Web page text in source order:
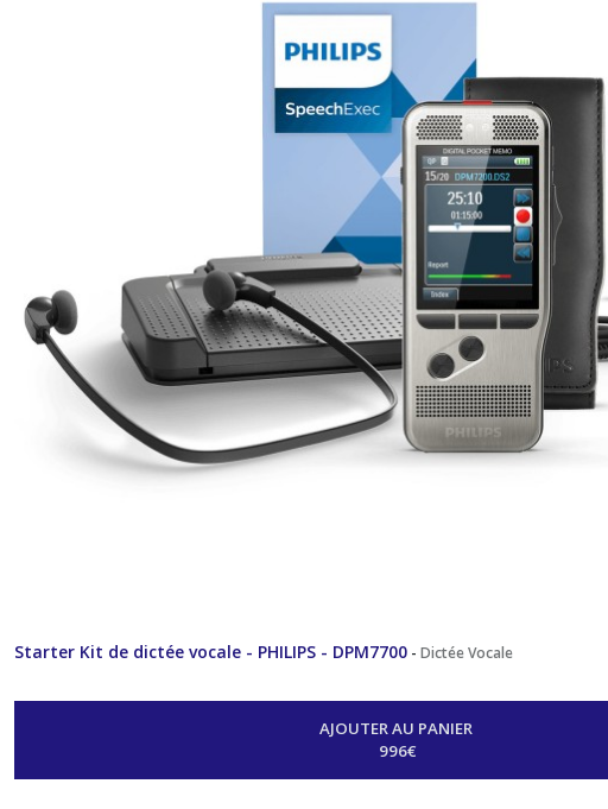
Starter Kit de dictée vocale - PHILIPS - DPM7700 - Dictée Vocale
AJOUTER AU PANIER
996€
Réunion
Service
les